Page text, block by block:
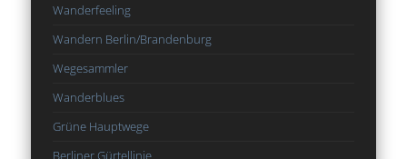
Wanderfeeling
Wandern Berlin/Brandenburg
Wegesammler
Wanderblues
Grüne Hauptwege
Berliner Gürtellinie